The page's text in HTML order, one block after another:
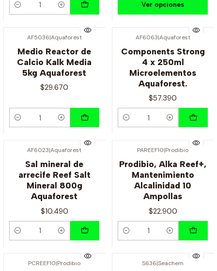
Cantidad
Ver opciones
AF5036|Aquaforest
Medio Reactor de
Calcio Kalk Media
5kg Aquaforest
$29.670
Cantidad
AF6063|Aquaforest
Components Strong
4 x 250ml
Microelementos
Aquaforest.
$57.390
Cantidad
AF6023|Aquaforest
Sal mineral de
arrecife Reef Salt
Mineral 800g
Aquaforest
$10.490
Cantidad
PAREEF10|Prodibio
Prodibio, Alka Reef+,
Mantenimiento
Alcalinidad 10
Ampollas
$22.900
Cantidad
PCREEF10|Prodibio S636|Seachem